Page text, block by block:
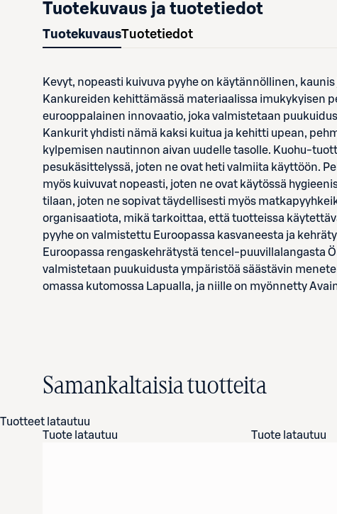
Tuotekuvaus ja tuotetiedot
TuotekuvausTuotetiedot
Kevyt, nopeasti kuivuva pyyhe on käytännöllinen,
Kankureiden kehittämässä materiaalissa imukykyisen
eurooppalainen innovaatio, joka valmistetaan
Kankurit yhdisti nämä kaksi kuitua ja kehitti upean,
kylpemisen nautinnon aivan uudelle tasolle. Kuohu-
pesukäsittelyssä, joten ne ovat heti valmiita käyttöön.
myös kuivuvat nopeasti, joten ne ovat käytössä
tilaan, joten ne sopivat täydellisesti myös
organisaatiota, mikä tarkoittaa, että tuotteissa
pyyhe on valmistettu Euroopassa kasvaneesta ja
Euroopassa rengaskehrätystä tencel-puuvillalangasta
valmistetaan puukuidusta ympäristöä säästävin
omassa kutomossa Lapualla, ja niille on myönnetty
Samankaltaisia tuotteita
Tuotteet latautuu
Tuote latautuu
Tuote latautuu